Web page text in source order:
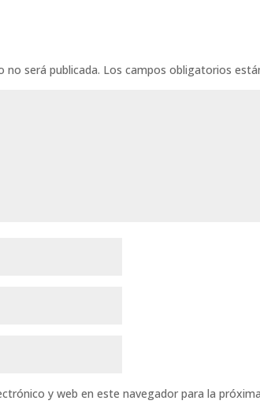
no será publicada. Los campos obligatorios
y web en este navegador para la